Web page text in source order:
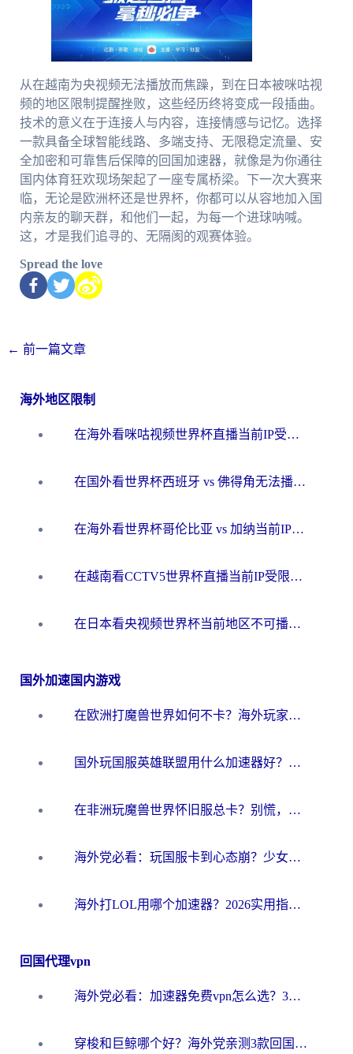
从在越南为央视频无法播放而焦躁，到在日本被咪咕视
频的地区限制提醒挫败，这些经历终将变成一段插曲。
技术的意义在于连接人与内容，连接情感与记忆。选择
一款具备全球智能线路、多端支持、无限稳定流量、安
全加密和可靠售后保障的回国加速器，就像是为你通往
国内体育狂欢现场架起了一座专属桥梁。下一次大赛来
临，无论是欧洲杯还是世界杯，你都可以从容地加入国
内亲友的聊天群，和他们一起，为每一个进球呐喊。
这，才是我们追寻的、无隔阂的观赛体验。
Spread the love
← 前一篇文章
海外地区限制
在海外看咪咕视频世界杯直播当前IP受限制？这篇指南帮你搞定所有体育赛事观看难题
在国外看世界杯西班牙 vs 佛得角无法播放？这篇指南帮你解锁所有中文体育直播
在海外看世界杯哥伦比亚 vs 加纳当前IP受限制？这篇指南帮你流畅看中文解说赛事
在越南看CCTV5世界杯直播当前IP受限制？海外党体育观赛终极指南来了
在日本看央视频世界杯当前地区不可播放？海外党体育观赛终极指南
国外加速国内游戏
在欧洲打魔兽世界如何不卡？海外玩家的国服游戏加速终极攻略
国外玩国服英雄联盟用什么加速器好？海外党亲测有效的国服游戏加速指南
在非洲玩魔兽世界怀旧服总卡？别慌，这份指南帮你丝滑开荒
海外党必看：玩国服卡到心态崩？少女前线云图计划加速器免费推荐+碧蓝航线足球世界流畅攻略
海外打LOL用哪个加速器？2026实用指南：从延迟到设备适配，一篇解决你的国服游戏痛点
回国代理vpn
海外党必看：加速器免费vpn怎么选？3步教你无缝访问国内资源
穿梭和巨鲸哪个好？海外党亲测3款回国加速器，教你避开90%的坑